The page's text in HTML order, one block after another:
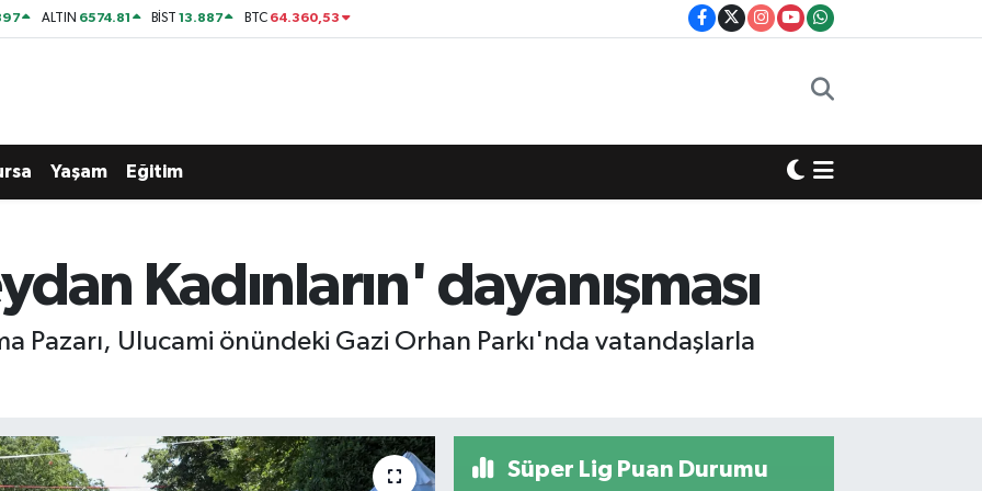
ALTIN 6574.81 BİST13.887 BTC 64.360,53
Yaşam Eğitim
Kadınların' dayanışması
Pazarı, Ulucami önündeki Gazi Orhan Parkı'nda vatandaşlarla
Süper Lig Puan Durumu